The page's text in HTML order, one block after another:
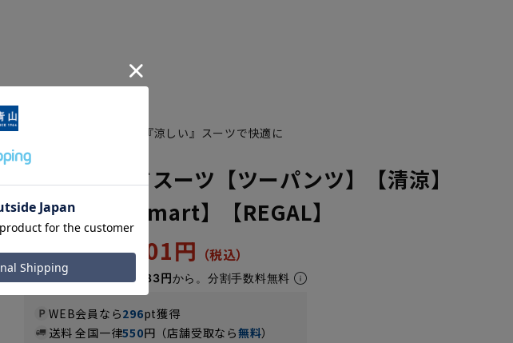
炎天下のスーツ着用も『涼しい』スーツで快適に
H25R5543-92
スタンダードスーツ【ツーパンツ】【清涼】
【Plastics Smart】【REGAL】
65,890円 59,301円
月々9,883円から。分割手数料無料
WEB会員なら296pt獲得
送料 全国一律550円（店舗受取なら無料）